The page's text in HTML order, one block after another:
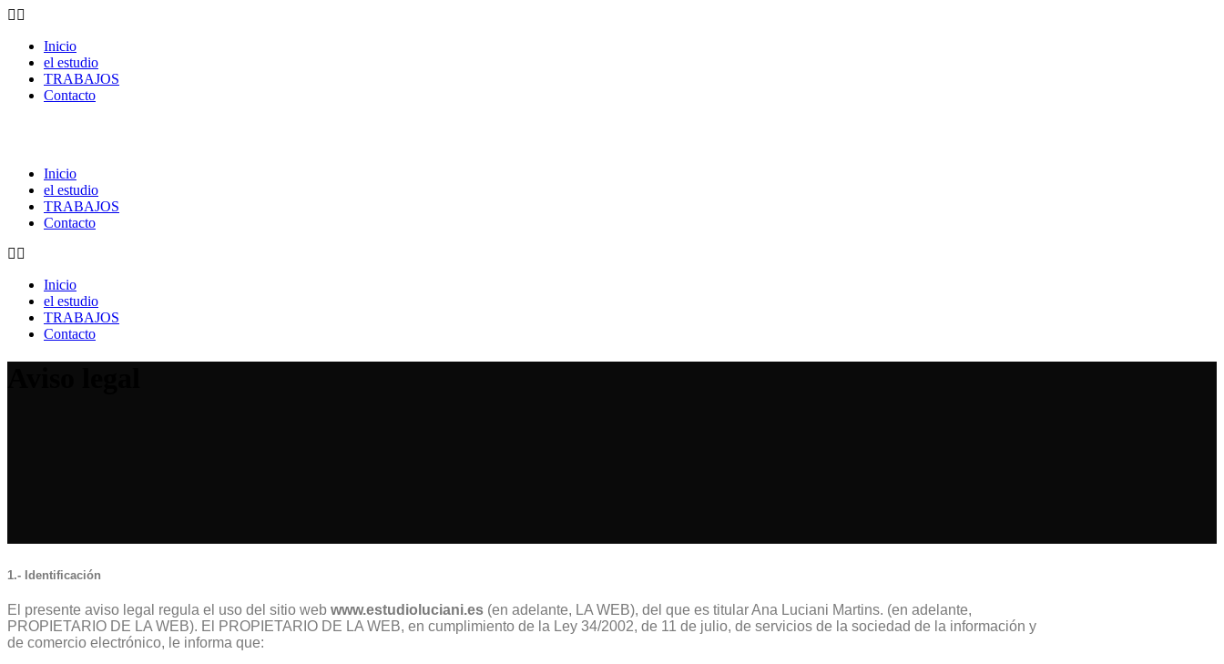
Inicio
el estudio
TRABAJOS
Contacto
Inicio
el estudio
TRABAJOS
Contacto
Inicio
el estudio
TRABAJOS
Contacto
1.- Identificación
El presente aviso legal regula el uso del sitio web www.estudioluciani.es (en adelante, LA WEB), del que es titular Ana Luciani Martins. (en adelante,
PROPIETARIO DE LA WEB). El PROPIETARIO DE LA WEB, en cumplimiento de la Ley 34/2002, de 11 de julio, de servicios de la sociedad de la información y
de comercio electrónico, le informa que: